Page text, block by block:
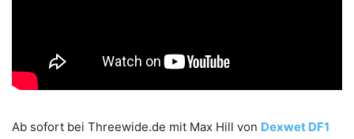
Ab sofort bei Threewide.de mit Max Hill von Dexwet DF1